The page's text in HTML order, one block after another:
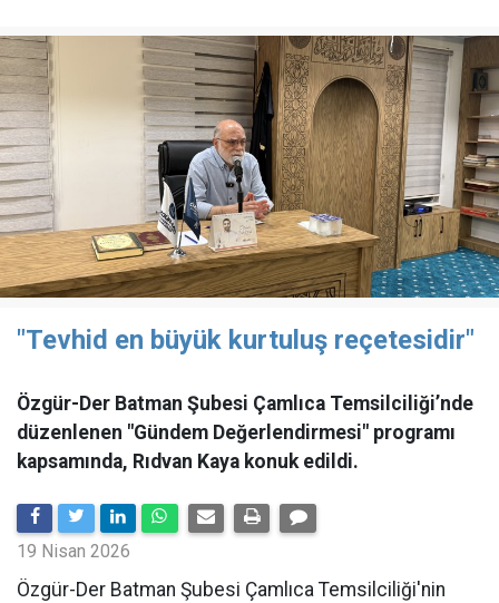
"Tevhid en büyük kurtuluş reçetesidir"
Özgür-Der Batman Şubesi Çamlıca Temsilciliği’nde
düzenlenen "Gündem Değerlendirmesi" programı
kapsamında, Rıdvan Kaya konuk edildi.
19 Nisan 2026
​Özgür-Der Batman Şubesi Çamlıca Temsilciliği'nin